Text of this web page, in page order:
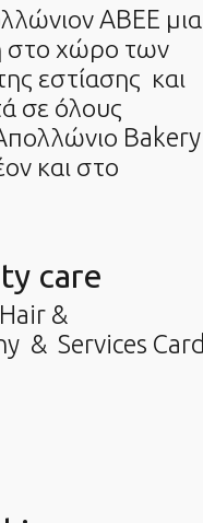
ABEE μια
στο χώρο των
εστίασης και
σε όλους
Bakery
και στο
care
&
& Services